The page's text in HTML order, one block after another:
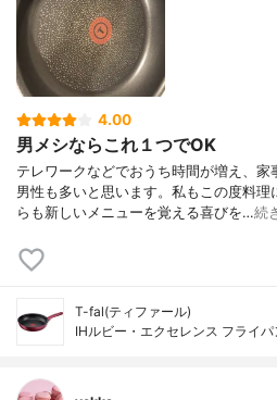
4.00
男メシならこれ１つでOK
テレワークなどでおうち時間が増え、
男性も多いと思います。私もこの度料
らも新しいメニューを覚える喜びを…続
T-fal(ティファール)
IHルビー・エクセレンス フライパ